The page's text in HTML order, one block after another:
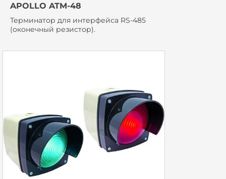
APOLLO ATM-48
Терминатор для интерфейса RS-485
(оконечный резистор).